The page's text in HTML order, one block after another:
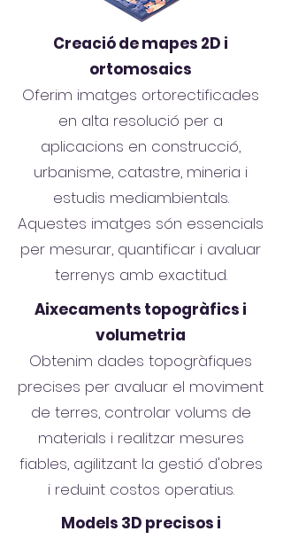
Creació de mapes 2D i
ortomosaics
Oferim imatges ortorectificades
en alta resolució per a
aplicacions en construcció,
urbanisme, catastre, mineria i
estudis mediambientals.
Aquestes imatges són essencials
per mesurar, quantificar i avaluar
terrenys amb exactitud.
Aixecaments topogràfics i
volumetria
Obtenim dades topogràfiques
precises per avaluar el moviment
de terres, controlar volums de
materials i realitzar mesures
fiables, agilitzant la gestió d'obres
i reduint costos operatius.
Models 3D precisos i